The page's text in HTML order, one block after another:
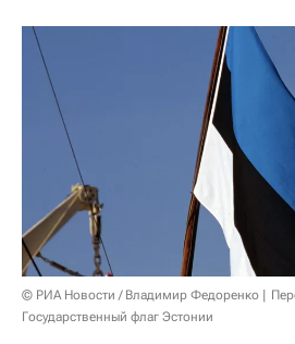
© РИА Новости / Владимир Федоренко
Государственный флаг Эстонии